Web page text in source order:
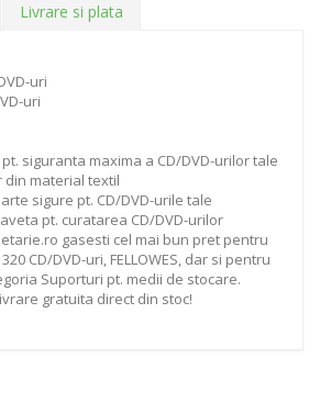
Livrare si plata
uri
uri
siguranta maxima a CD/DVD-urilor tale
din material textil
sigure pt. CD/DVD-urile tale
pt. curatarea CD/DVD-urilor
gasesti cel mai bun pret pentru
CD/DVD-uri, FELLOWES, dar si pentru
Suporturi pt. medii de stocare.
gratuita direct din stoc!